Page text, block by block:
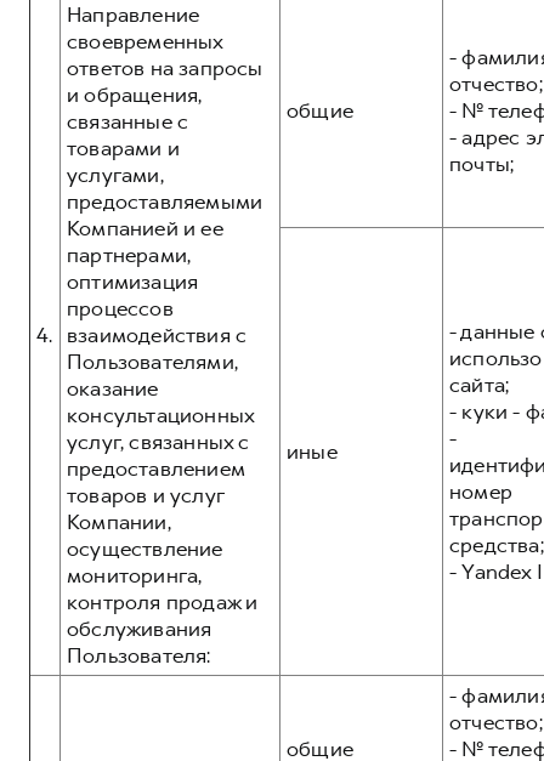
4.
Направление
своевременных
ответов на запросы
и обращения,
связанные с
товарами и
услугами,
предоставляемыми
Компанией и ее
партнерами,
оптимизация
процессов
взаимодействия с
Пользователями,
оказание
консультационных
услуг, связанных с
предоставлением
товаров и услуг
Компании,
осуществление
мониторинга,
контроля продаж и
обслуживания
Пользователя:
общие
-
отчество;
- №
- адрес
почты;
иные
- данные
сайта;
- куки -
-
номер
средства;
- Yandex
общие
-
отчество;
- №